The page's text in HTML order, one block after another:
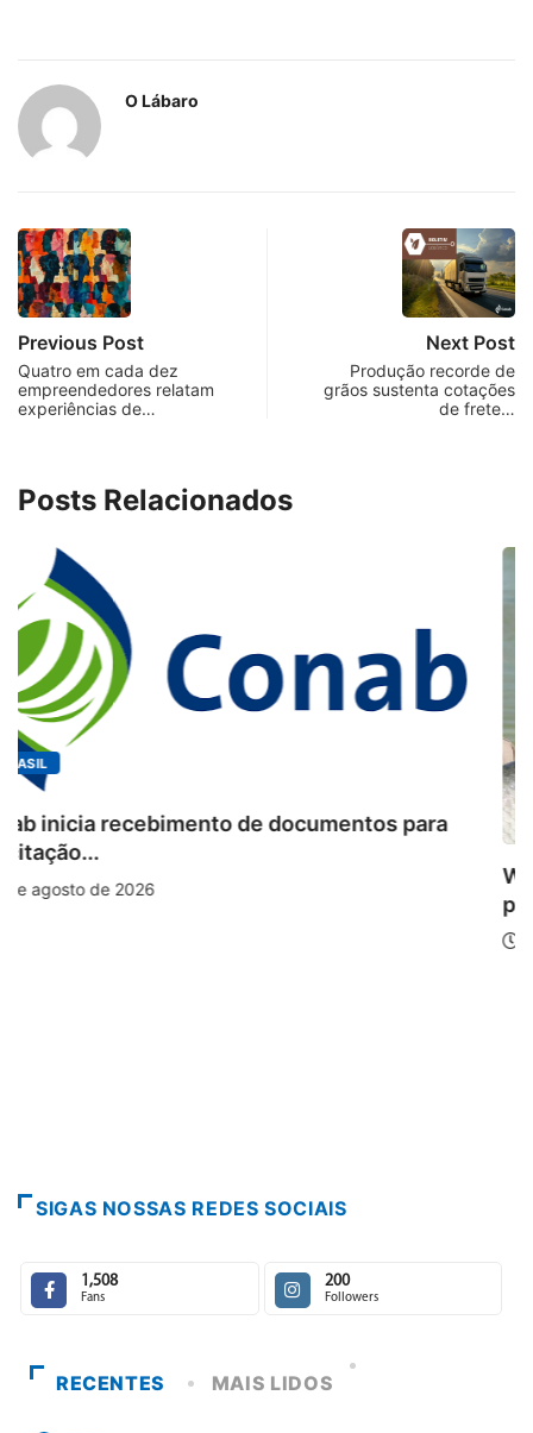
O Lábaro
Previous Post
Quatro em cada dez
empreendedores relatam
experiências de…
Next Post
Produção recorde de
grãos sustenta cotações
de frete…
Posts Relacionados
BRASIL
piscicultura com...
SIGAS NOSSAS REDES SOCIAIS
1,508
Fans
200
Followers
RECENTES MAIS LIDOS